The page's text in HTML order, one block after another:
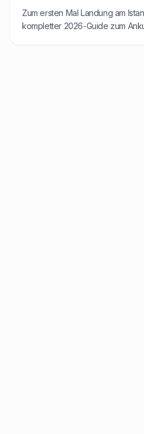
Zum ersten Mal Landung am
kompletter 2026-Guide zum